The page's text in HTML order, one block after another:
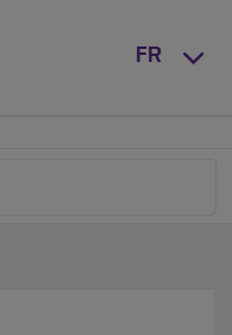
FR